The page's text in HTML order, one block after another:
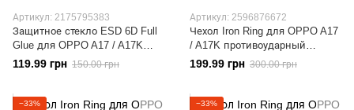
Артикул: 2175795383
Защитное стекло ESD 6D Full
Glue для OPPO A17 / A17K
полноэкранное черное
119.99 грн 150.00 грн
Артикул: 2596876672
Чехол Iron Ring для OPPO A17
/ A17K противоударный
бампер с подставкой кольцом
199.99 грн 300.00 грн
−33% −33%